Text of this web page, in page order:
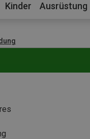
Kinder Ausrüstung